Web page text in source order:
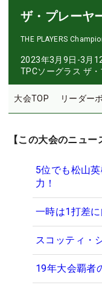
ザ・プレーヤ
THE PLAYERS
2023年3月9日-3月
TPCソーグラス ザ
大会TOP リーダー
【この大会のニュー
5位でも松山
力！
一時は1打差
スコッティ・
19年大会覇者